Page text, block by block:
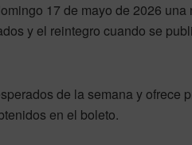
17 de mayo de 2026 una
y el reintegro cuando se
de la semana y ofrece
en el boleto.